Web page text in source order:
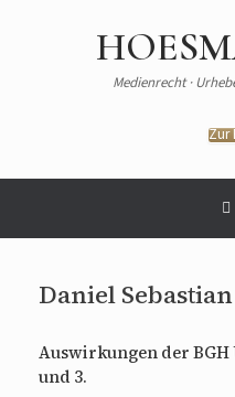
Medienrecht ·
Zur
Daniel Sebastian
Auswirkungen der BGH
und 3.